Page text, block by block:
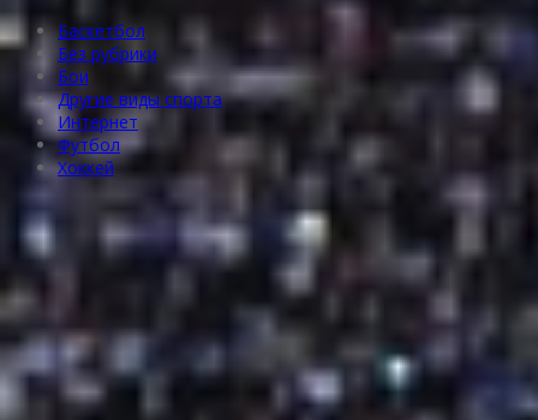
Баскетбол
Без рубрики
Бои
Другие виды спорта
Интернет
Футбол
Хоккей